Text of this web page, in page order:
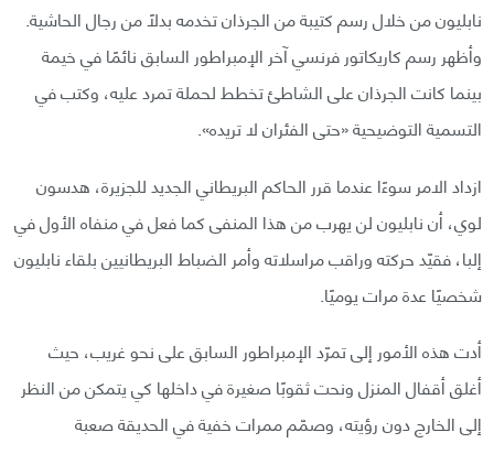
نابليون من خلال رسم كتيبة من الجرذان تخدمه بدلًا من رجال الحاشية.
وأظهر رسم كاريكاتور فرنسي آخر الإمبراطور السابق نائمًا في خيمة
بينما كانت الجرذان على الشاطئ تخطط لحملة تمرد عليه، وكتب في
التسمية التوضيحية «حتى الفئران لا تريده».
ازداد الامر سوءًا عندما قرر الحاكم البريطاني الجديد للجزيرة، هدسون
لوي، أن نابليون لن يهرب من هذا المنفى كما فعل في منفاه الأول في
إلبا، فقيّد حركته وراقب مراسلاته وأمر الضباط البريطانيين بلقاء نابليون
شخصيًا عدة مرات يوميًا.
أدت هذه الأمور إلى تمرّد الإمبراطور السابق على نحو غريب، حيث
أغلق أقفال المنزل ونحت ثقوبًا صغيرة في داخلها كي يتمكن من النظر
إلى الخارج دون رؤيته، وصمّم ممرات خفية في الحديقة صعبة